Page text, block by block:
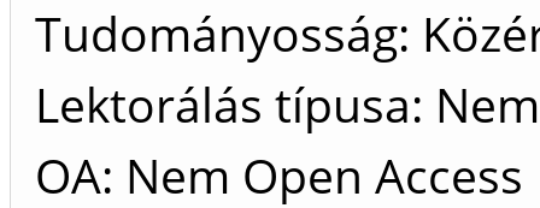
Tudományosság:
Lektorálás típusa:
OA: Nem Open Access